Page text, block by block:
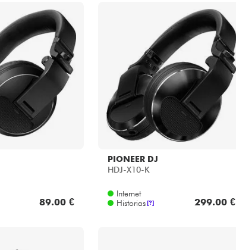
89.00 €
PIONEER DJ
HDJ-X10-K
Internet
Historias [?] 299.00 €